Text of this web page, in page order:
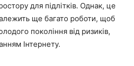
для підлітків. Однак, це
ще багато роботи, щоб
покоління від ризиків,
Інтернету.